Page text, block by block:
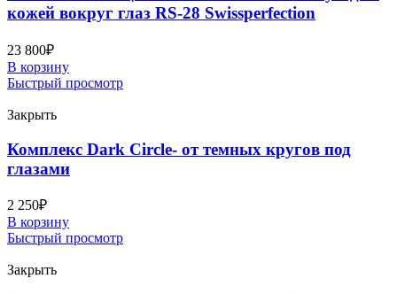
кожей вокруг глаз RS-28 Swissperfection
23 800₽
В корзину
Быстрый просмотр
Закрыть
Комплекс Dark Circle- от темных кругов под
глазами
2 250₽
В корзину
Быстрый просмотр
Закрыть